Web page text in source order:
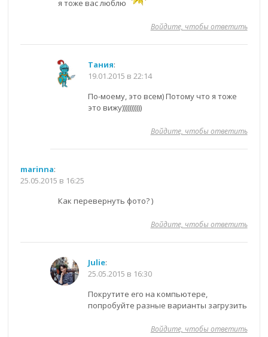
я тоже вас люблю
Войдите, чтобы ответить
Тания:
19.01.2015 в 22:14
По-моему, это всем) Потому что я тоже
это вижу)))))))))))
Войдите, чтобы ответить
marinna:
25.05.2015 в 16:25
Как перевернуть фото? )
Войдите, чтобы ответить
Julie:
25.05.2015 в 16:30
Покрутите его на компьютере,
попробуйте разные варианты загрузить
Войдите, чтобы ответить